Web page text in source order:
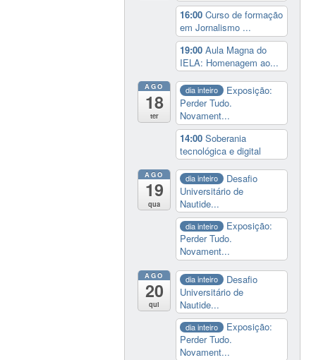
16:00Curso de formação
em Jornalismo ...
19:00Aula Magna do
IELA: Homenagem ao...
AGO
18
ter
dia inteiro
Exposição:
Perder Tudo.
Novament...
14:00Soberania
tecnológica e digital
AGO
19
qua
dia inteiro
Desafio
Universitário de
Nautide...
dia inteiro
Exposição:
Perder Tudo.
Novament...
AGO
20
qui
dia inteiro
Desafio
Universitário de
Nautide...
dia inteiro
Exposição:
Perder Tudo.
Novament...